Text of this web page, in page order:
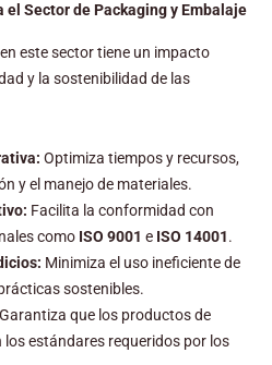
el Sector de Packaging y Embalaje
este sector tiene un impacto
y la sostenibilidad de las
Optimiza tiempos y recursos,
y el manejo de materiales.
Facilita la conformidad con
como ISO 9001 e ISO 14001.
Minimiza el uso ineficiente de
sostenibles.
Garantiza que los productos de
estándares requeridos por los